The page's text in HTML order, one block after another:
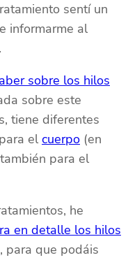
sentí un
informarme al
sobre los hilos
sobre este
tiene diferentes
el cuerpo (en
para el
he
en detalle los hilos
, para que podáis